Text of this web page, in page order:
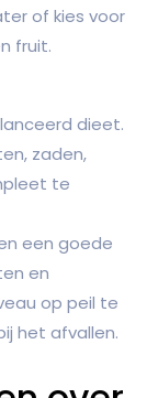
of kies voor
fruit.
dieet.
zaden,
te
een goede
en
op peil te
het afvallen.